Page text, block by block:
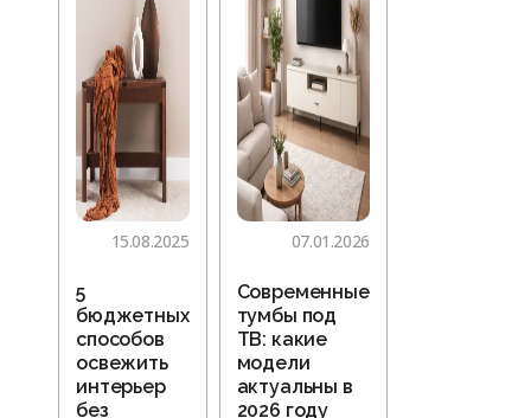
15.08.2025
5
бюджетных
способов
освежить
интерьер
без
07.01.2026
Современные
тумбы под
ТВ: какие
модели
актуальны в
2026 году